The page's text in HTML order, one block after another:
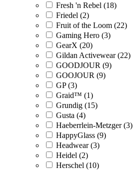
Fresh 'n Rebel (18)
Friedel (2)
Fruit of the Loom (22)
Gaming Hero (3)
GearX (20)
Gildan Activewear (22)
GOODJOUR (9)
GOOJOUR (9)
GP (3)
Graid™ (1)
Grundig (15)
Gusta (4)
Haeberrlein-Metzger (3)
HappyGlass (9)
Headwear (3)
Heidel (2)
Herschel (10)